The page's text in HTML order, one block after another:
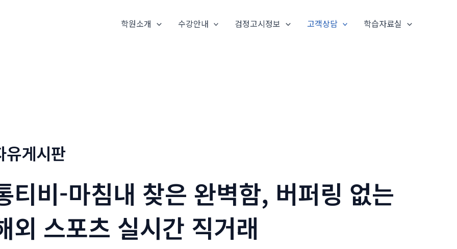
학원소개 수강안내 검정고시정보 고객상담 학습자료실
유게시판
티비-마침내 찾은 완벽함, 버퍼링 없는
외 스포츠 실시간 직거래